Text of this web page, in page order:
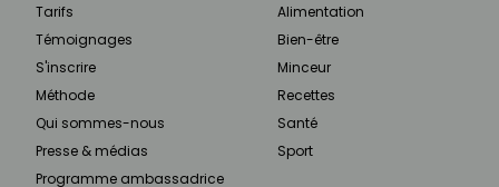
Tarifs
Témoignages
S'inscrire
Méthode
Qui sommes-nous
Presse & médias
Programme ambassadrice
Alimentation
Bien-être
Minceur
Recettes
Santé
Sport